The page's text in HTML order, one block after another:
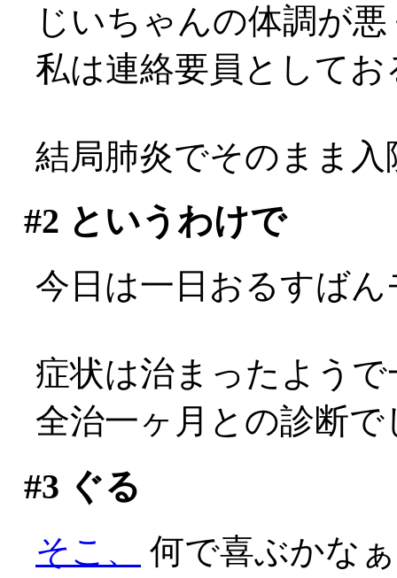
じいちゃんの体調が
私は連絡要員として
結局肺炎でそのまま入
#2 というわけで
今日は一日おるすばん
症状は治まったようで
全治一ヶ月との診断で
#3 ぐる
そこ、
何で喜ぶかな